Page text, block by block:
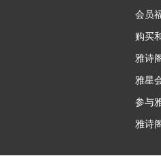
会员
购买
雅诗
雅星
参与
雅诗